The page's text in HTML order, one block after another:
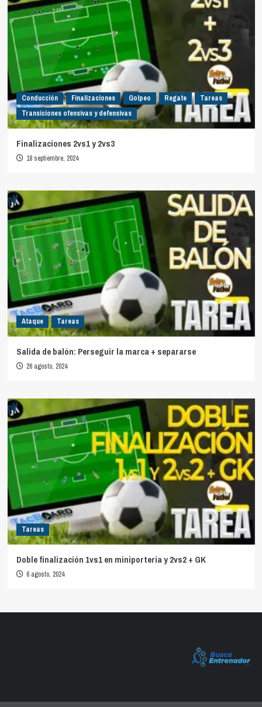
Conducción Finalizaciones Golpeo Regate
Tareas
Transiciones ofensivas y defensivas
Finalizaciones 2vs1 y 2vs3
18 septiembre, 2024
Ataque Tareas
Salida de balón: Perseguir la marca + separarse
26 agosto, 2024
Tareas
Doble finalización 1vs1 en miniporteria y 2vs2 + GK
6 agosto, 2024